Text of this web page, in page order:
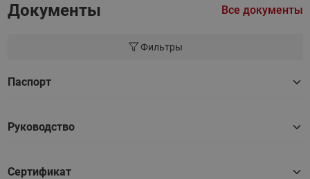
Документы Все документы
Фильтры
Паспорт
Руководство
Сертификат